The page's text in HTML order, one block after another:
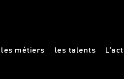
les métiers les talents